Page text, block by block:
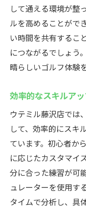
して通える環境が整
ルを高めることがで
い時間を共有するこ
につながるでしょう
晴らしいゴルフ体験
効率的なスキルア
ウテミル藤沢店では
して、効率的にスキ
ています。初心者か
に応じたカスタマイ
分に合った練習が可
ュレーターを使用す
タイムで分析し、具